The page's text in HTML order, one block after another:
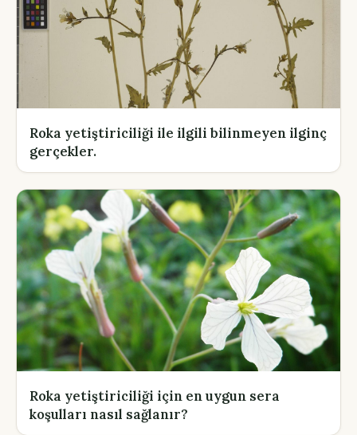
Roka yetiştiriciliği ile ilgili bilinmeyen ilginç
gerçekler.
Roka yetiştiriciliği için en uygun sera
koşulları nasıl sağlanır?